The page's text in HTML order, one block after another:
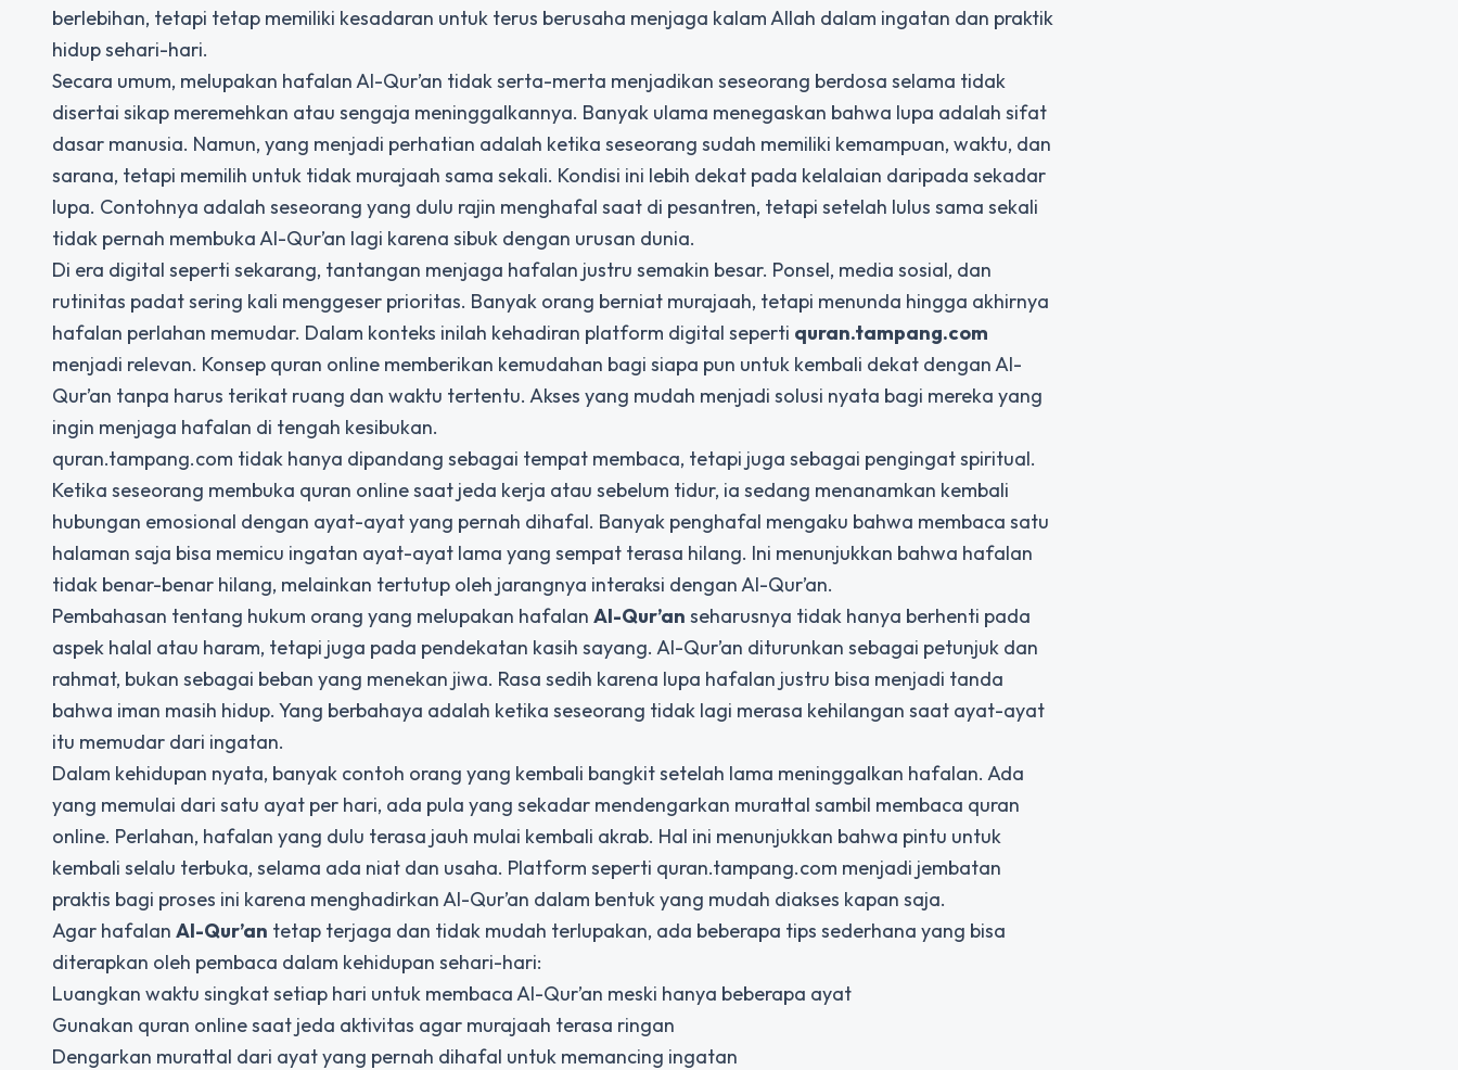
berlebihan, tetapi tetap memiliki kesadaran untuk terus berusaha menjaga kalam Allah dalam ingatan dan praktik
hidup sehari-hari.
Secara umum, melupakan hafalan Al-Qur’an tidak serta-merta menjadikan seseorang berdosa selama tidak
disertai sikap meremehkan atau sengaja meninggalkannya. Banyak ulama menegaskan bahwa lupa adalah sifat
dasar manusia. Namun, yang menjadi perhatian adalah ketika seseorang sudah memiliki kemampuan, waktu, dan
sarana, tetapi memilih untuk tidak murajaah sama sekali. Kondisi ini lebih dekat pada kelalaian daripada sekadar
lupa. Contohnya adalah seseorang yang dulu rajin menghafal saat di pesantren, tetapi setelah lulus sama sekali
tidak pernah membuka Al-Qur’an lagi karena sibuk dengan urusan dunia.
Di era digital seperti sekarang, tantangan menjaga hafalan justru semakin besar. Ponsel, media sosial, dan
rutinitas padat sering kali menggeser prioritas. Banyak orang berniat murajaah, tetapi menunda hingga akhirnya
hafalan perlahan memudar. Dalam konteks inilah kehadiran platform digital seperti quran.tampang.com
menjadi relevan. Konsep quran online memberikan kemudahan bagi siapa pun untuk kembali dekat dengan Al-
Qur’an tanpa harus terikat ruang dan waktu tertentu. Akses yang mudah menjadi solusi nyata bagi mereka yang
ingin menjaga hafalan di tengah kesibukan.
quran.tampang.com tidak hanya dipandang sebagai tempat membaca, tetapi juga sebagai pengingat spiritual.
Ketika seseorang membuka quran online saat jeda kerja atau sebelum tidur, ia sedang menanamkan kembali
hubungan emosional dengan ayat-ayat yang pernah dihafal. Banyak penghafal mengaku bahwa membaca satu
halaman saja bisa memicu ingatan ayat-ayat lama yang sempat terasa hilang. Ini menunjukkan bahwa hafalan
tidak benar-benar hilang, melainkan tertutup oleh jarangnya interaksi dengan Al-Qur’an.
Pembahasan tentang hukum orang yang melupakan hafalan Al-Qur’an seharusnya tidak hanya berhenti pada
aspek halal atau haram, tetapi juga pada pendekatan kasih sayang. Al-Qur’an diturunkan sebagai petunjuk dan
rahmat, bukan sebagai beban yang menekan jiwa. Rasa sedih karena lupa hafalan justru bisa menjadi tanda
bahwa iman masih hidup. Yang berbahaya adalah ketika seseorang tidak lagi merasa kehilangan saat ayat-ayat
itu memudar dari ingatan.
Dalam kehidupan nyata, banyak contoh orang yang kembali bangkit setelah lama meninggalkan hafalan. Ada
yang memulai dari satu ayat per hari, ada pula yang sekadar mendengarkan murattal sambil membaca quran
online. Perlahan, hafalan yang dulu terasa jauh mulai kembali akrab. Hal ini menunjukkan bahwa pintu untuk
kembali selalu terbuka, selama ada niat dan usaha. Platform seperti quran.tampang.com menjadi jembatan
praktis bagi proses ini karena menghadirkan Al-Qur’an dalam bentuk yang mudah diakses kapan saja.
Agar hafalan Al-Qur’an tetap terjaga dan tidak mudah terlupakan, ada beberapa tips sederhana yang bisa
diterapkan oleh pembaca dalam kehidupan sehari-hari:
Luangkan waktu singkat setiap hari untuk membaca Al-Qur’an meski hanya beberapa ayat
Gunakan quran online saat jeda aktivitas agar murajaah terasa ringan
Dengarkan murattal dari ayat yang pernah dihafal untuk memancing ingatan